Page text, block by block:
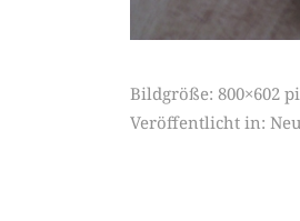
Bildgröße: 800×602
Veröffentlicht in: